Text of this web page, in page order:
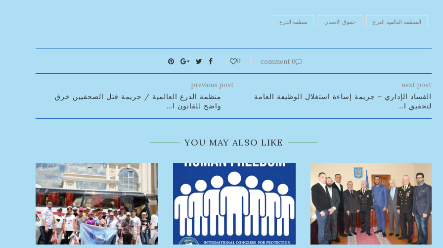
المنظمة العالمية الدرع حقوق الانسان منظمة الدرع
0 comment
0
previous post
منظمة الدرع العالمية / جريمة قتل الصحفيين خرق
واضح للقانون ا...
next post
الفساد الإداري – جريمة إساءة استغلال الوظيفة العامة
لتحقيق ا...
YOU MAY ALSO LIKE